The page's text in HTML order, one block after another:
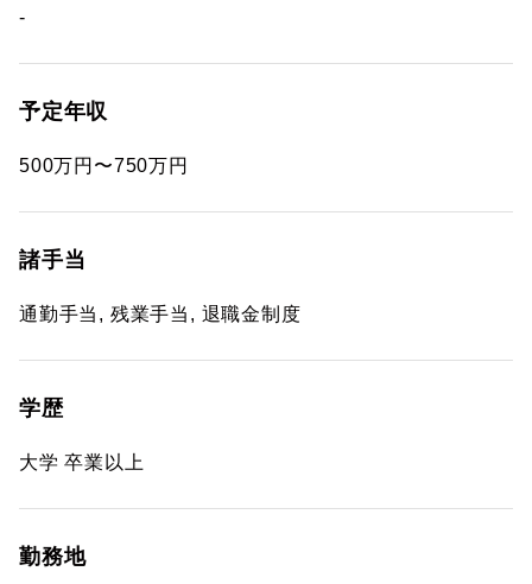
-
予定年収
500万円〜750万円
諸手当
通勤手当, 残業手当, 退職金制度
学歴
大学 卒業以上
勤務地